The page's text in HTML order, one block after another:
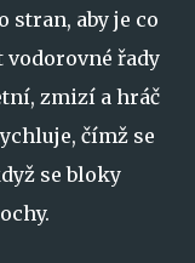
stran, aby je co
řady
zmizí a hráč
čímž se
se bloky